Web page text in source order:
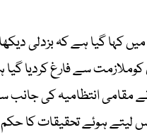
کہا گیا ہے کہ بزدلی
کوملازمت سے فارغ کردیا
مقامی انتظامیہ کی جانب
لیتے ہوئے تحقیقات کا